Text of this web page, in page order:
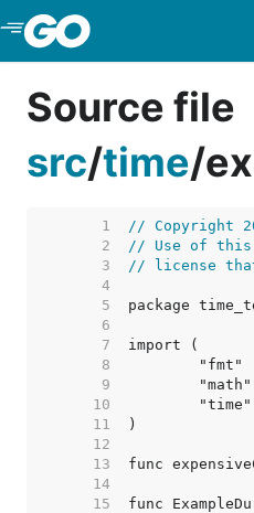
Skip to Main Content
Source file
src/time/
     1
// Copyright
     2
// Use of this
     3
// license
     4
     5
     6
     7
     8
     9
    10
    11
    12
    13
    14
    15